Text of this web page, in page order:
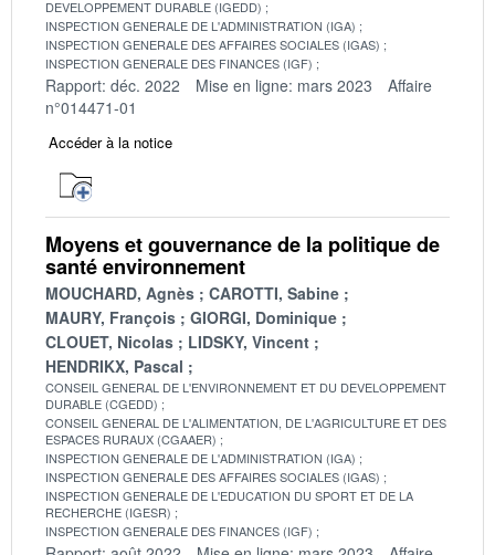
DEVELOPPEMENT DURABLE (IGEDD)
INSPECTION GENERALE DE L'ADMINISTRATION (IGA)
INSPECTION GENERALE DES AFFAIRES SOCIALES (IGAS)
INSPECTION GENERALE DES FINANCES (IGF)
Rapport: déc. 2022 Mise en ligne: mars 2023
Affaire
n°014471-01
Accéder à la notice
Moyens et gouvernance de la politique de
santé environnement
MOUCHARD, Agnès
CAROTTI, Sabine
MAURY, François
GIORGI, Dominique
CLOUET, Nicolas
LIDSKY, Vincent
HENDRIKX, Pascal
CONSEIL GENERAL DE L'ENVIRONNEMENT ET DU DEVELOPPEMENT
DURABLE (CGEDD)
CONSEIL GENERAL DE L'ALIMENTATION, DE L'AGRICULTURE ET DES
ESPACES RURAUX (CGAAER)
INSPECTION GENERALE DE L'ADMINISTRATION (IGA)
INSPECTION GENERALE DES AFFAIRES SOCIALES (IGAS)
INSPECTION GENERALE DE L'EDUCATION DU SPORT ET DE LA
RECHERCHE (IGESR)
INSPECTION GENERALE DES FINANCES (IGF)